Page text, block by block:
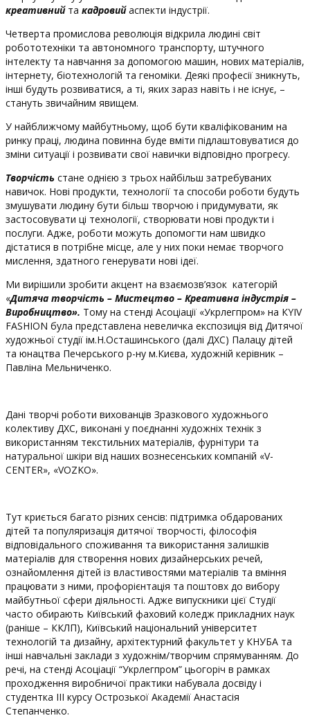
креативнийта кадровийаспекти індустрії.
Четверта промислова революція відкрила людині світ
робототехніки та автономного транспорту, штучного
інтелекту та навчання за допомогою машин, нових матеріалів,
інтернету, біотехнологій та геноміки. Деякі професії зникнуть,
інші будуть розвиватися, а ті, яких зараз навіть і не існує, –
стануть звичайним явищем.
У найближчому майбутньому, щоб бути кваліфікованим на
ринку праці, людина повинна буде вміти підлаштовуватися до
зміни ситуації і розвивати свої навички відповідно прогресу.
Творчість стане однією з трьох найбільш затребуваних
навичок. Нові продукти, технології та способи роботи будуть
змушувати людину бути більш творчою і придумувати, як
застосовувати ці технології, створювати нові продукти і
послуги. Адже, роботи можуть допомогти нам швидко
дістатися в потрібне місце, але у них поки немає творчого
мислення, здатного генерувати нові ідеї.
Ми вирішили зробити акцент на взаємозв’язок категорій
«Дитяча творчість – Мистецтво – Креативна індустрія –
Виробництво». Тому на стенді Асоціації «Укрлегпром» на КYIV
FASHION була представлена невеличка експозиція від Дитячої
художньої студії ім.Н.Осташинського (далі ДХС) Палацу дітей
та юнацтва Печерського р-ну м.Києва, художній керівник –
Павліна Мельниченко.
Дані творчі роботи вихованців Зразкового художнього
колективу ДХС, виконані у поєднанні художніх технік з
використанням текстильних матеріалів, фурнітури та
натуральної шкіри від наших вознесенських компаній «V-
CENTER», «VOZKO».
Тут криється багато різних сенсів: підтримка обдарованих
дітей та популяризація дитячої творчості, філософія
відповідального споживання та використання залишків
матеріалів для створення нових дизайнерських речей,
ознайомлення дітей із властивостями матеріалів та вміння
працювати з ними, профорієнтація та поштовх до вибору
майбутньої сфери діяльності. Адже випускники цієї Студії
часто обирають Київський фаховий коледж прикладних наук
(раніше – ККЛП), Київський національний університет
технологій та дизайну, архітектурний факультет у КНУБА та
інші навчальні заклади з художнім/творчим спрямуванням. До
речі, на стенді Асоціації “Укрлегпром” цьогоріч в рамках
проходження виробничої практики набувала досвіду і
студентка ІІІ курсу Острозької Академії Анастасія
Степанченко.